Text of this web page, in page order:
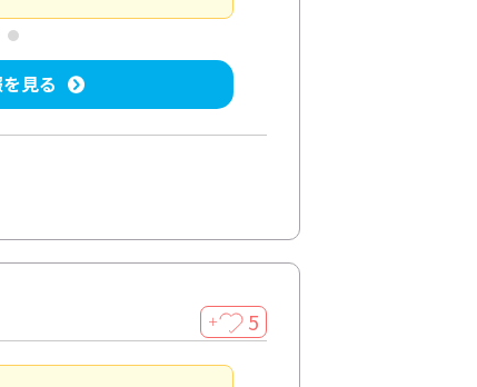
見る
＋ 5